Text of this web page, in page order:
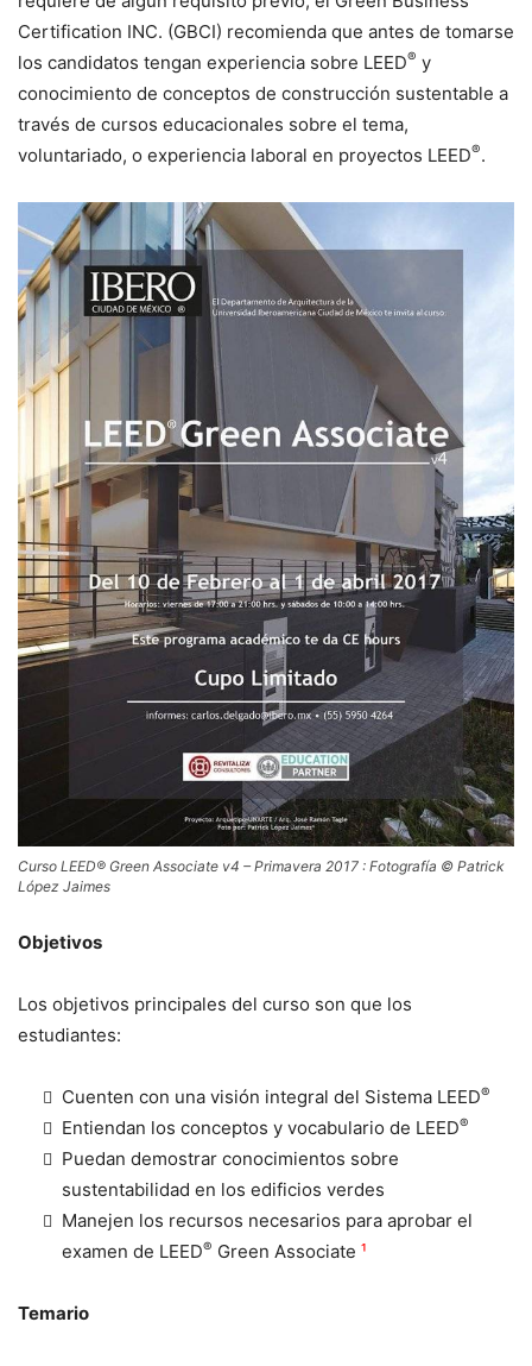
Certification INC. (GBCI) recomienda que antes de tomarse
los candidatos tengan experiencia sobre LEED® y
conocimiento de conceptos de construcción sustentable a
través de cursos educacionales sobre el tema,
voluntariado, o experiencia laboral en proyectos LEED®.
Curso LEED® Green Associate v4 – Primavera 2017 : Fotografía © Patrick
López Jaimes
Objetivos
Los objetivos principales del curso son que los
estudiantes:
Cuenten con una visión integral del Sistema LEED®
Entiendan los conceptos y vocabulario de LEED®
Puedan demostrar conocimientos sobre
sustentabilidad en los edificios verdes
Manejen los recursos necesarios para aprobar el
examen de LEED® Green Associate ¹
Temario